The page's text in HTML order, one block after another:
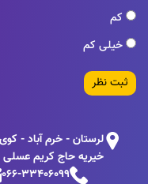
کم
خیلی کم
ثبت نظر
لرستان - خرم آباد -
خیریه حاج کریم عسلی
066-33406099